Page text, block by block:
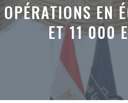
EN
ET 11 000